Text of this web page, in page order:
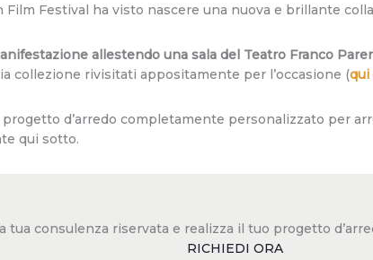
Film Festival ha visto nascere una nuova e brillante
allestendo una sala del Teatro Franco
collezione rivisitati appositamente per l’occasione (qui
d’arredo completamente personalizzato per
qui sotto.
tua consulenza riservata e realizza il tuo progetto
RICHIEDI ORA